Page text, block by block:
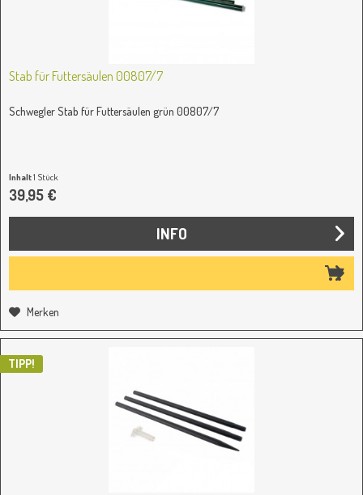
Stab für Futtersäulen 00807/7
Schwegler Stab für Futtersäulen grün 00807/7
Inhalt1 Stück
39,95 €
INFO
Merken
TIPP!